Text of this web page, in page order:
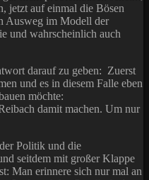
jetzt auf einmal die Bösen
Ausweg im Modell der
und wahrscheinlich auch
darauf zu geben: Zuerst
und es in diesem Falle eben
möchte:
damit machen. Um nur
Politik und die
seitdem mit großer Klappe
Man erinnere sich nur mal an